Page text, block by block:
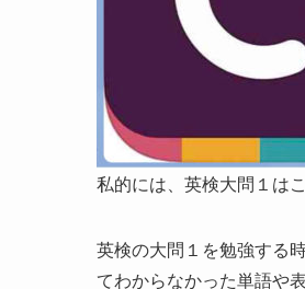
私的には、英検大問１は
英検の大問１を勉強する
てわからなかった単語や